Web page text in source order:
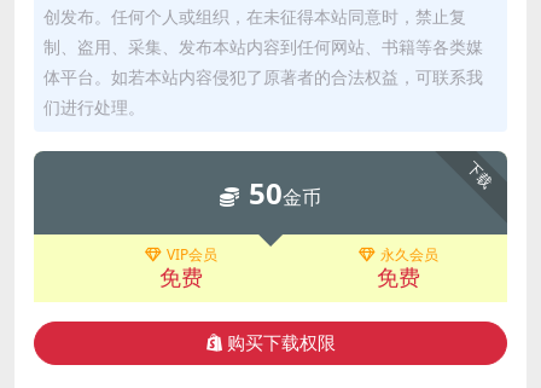
创发布。任何个人或组织，在未征得本站同意时，禁止复
制、盗用、采集、发布本站内容到任何网站、书籍等各类媒
体平台。如若本站内容侵犯了原著者的合法权益，可联系我
们进行处理。
下载
50金币
VIP会员
免费
永久会员
免费
购买下载权限